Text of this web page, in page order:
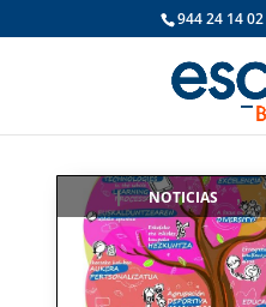
944 24 14 02
| NOTICIAS ,